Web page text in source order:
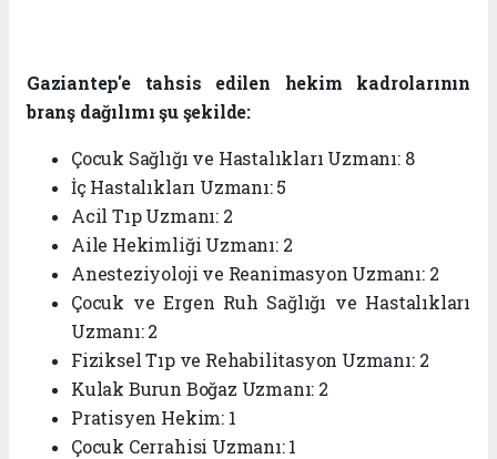
Gaziantep'e tahsis edilen hekim kadrolarının
branş dağılımı şu şekilde:
Çocuk Sağlığı ve Hastalıkları Uzmanı: 8
İç Hastalıkları Uzmanı:5
Acil Tıp Uzmanı: 2
Aile Hekimliği Uzmanı: 2
Anesteziyoloji ve Reanimasyon Uzmanı: 2
Çocuk ve Ergen Ruh Sağlığı ve Hastalıkları
Uzmanı:2
Fiziksel Tıp ve Rehabilitasyon Uzmanı: 2
Kulak Burun Boğaz Uzmanı: 2
Pratisyen Hekim: 1
Çocuk Cerrahisi Uzmanı:1